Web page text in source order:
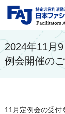
2024年11月
例会開催の
11月定例会の受付